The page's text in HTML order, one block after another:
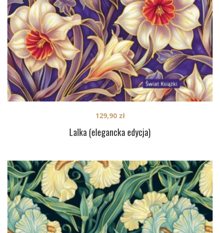
Lalka (elegancka edycja)
129,90 zł